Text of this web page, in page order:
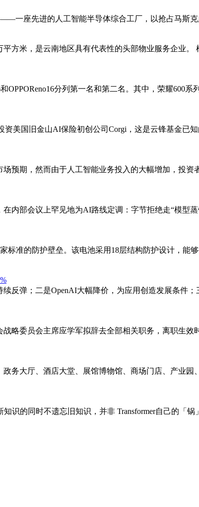
一座先进的人工智能半导体综合工厂，以抢占马斯
方米，是云南地区具有代表性的头部物业服务企业
OPPOReno16分列第一名和第二名。其中，荣耀600
资美国旧金山AI保险初创公司Corgi，这是云锋基金已
预期，然而由于人工智能业务投入的大幅增加，投资
内部会议上罕见地为AI路线定调：字节拒绝走“模型
准的防护壁垒。该电池采用18层结构防护设计，能
反弹；二是OpenAI大幅降价，为应用创造发展条件
略委员会主席应学军拟辞去全部相关职务，离职生
务大厅、酒店大堂、展馆博物馆、商场门店、产业
的同时不遗忘旧知识，并非 Transformer自己的「锅